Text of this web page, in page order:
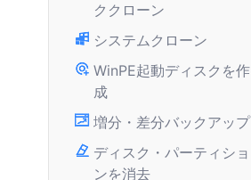
ククローン
システムクローン
WinPE起動ディスクを作
成
増分・差分バックアップ
ディスク・パーティショ
ンを消去